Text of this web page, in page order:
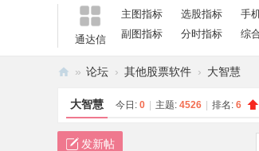
通达信
主图指标 选股指标
手
副图指标
分时指标 综
标
之
» 论坛 › 其他股票软件 › 大智慧
大智慧 今日: 0 主题: 4526 排名: 6
发新帖